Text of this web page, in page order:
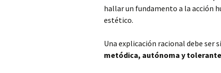
hallar un fundamento a la acción
estético.
Una explicación racional debe ser
metódica, autónoma y tolerante